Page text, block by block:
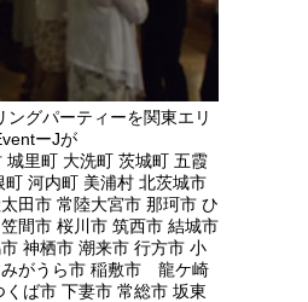
ングパーティーを関東エリ
ーJが
城里町 大洗町 茨城町 五霞
河内町 美浦村 北茨城市
田市 常陸大宮市 那珂市 ひ
間市 桜川市 筑西市 結城市
神栖市 潮来市 行方市 小
みがうら市 稲敷市 龍ケ崎
ば市 下妻市 常総市 坂東